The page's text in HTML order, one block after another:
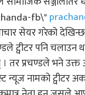
सेयर गरेको देखिन्छ
ट्वीटर पनि
तर प्रचण्डले भने
न्यूज नामको ट्वीटर